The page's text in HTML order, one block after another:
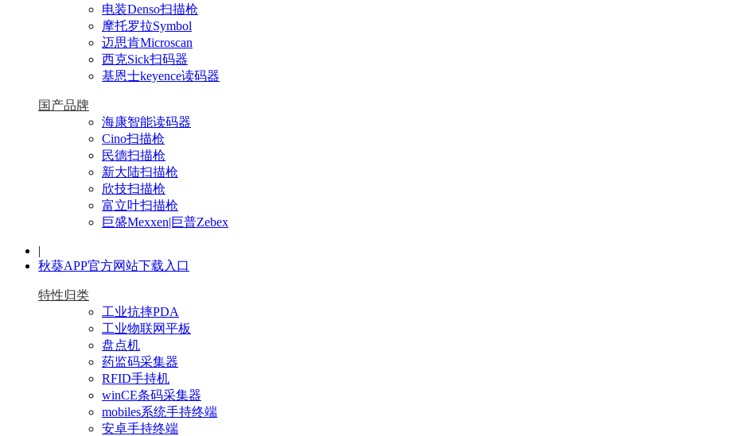
电装Denso扫描枪
摩托罗拉Symbol
迈思肯Microscan
西克Sick扫码器
基恩士keyence读码器
国产品牌
海康智能读码器
Cino扫描枪
民德扫描枪
新大陆扫描枪
欣技扫描枪
富立叶扫描枪
巨盛Mexxen|巨普Zebex
|
秋葵APP官方网站下载入口
特性归类
工业抗摔PDA
工业物联网平板
盘点机
药监码采集器
RFID手持机
winCE条码采集器
mobiles系统手持终端
安卓手持终端